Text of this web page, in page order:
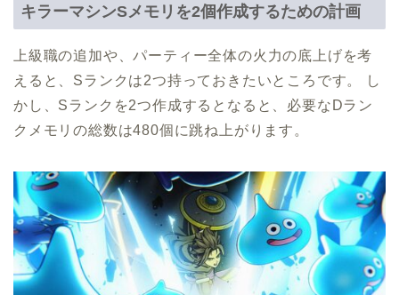
キラーマシンSメモリを2個作成するための計画
上級職の追加や、パーティー全体の火力の底上げを考
えると、Sランクは2つ持っておきたいところです。 し
かし、Sランクを2つ作成するとなると、必要なDラン
クメモリの総数は480個に跳ね上がります。